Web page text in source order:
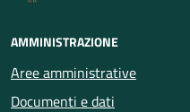
AMMINISTRAZIONE
Aree amministrative
Documenti e dati